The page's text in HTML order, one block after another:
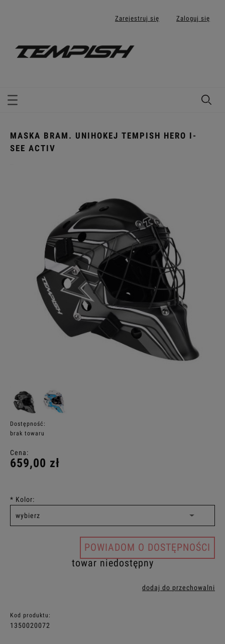
Zarejestruj się Zaloguj się
MASKA BRAM. UNIHOKEJ TEMPISH HERO I-
SEE ACTIV
Dostępność:
brak towaru
Cena:
659,00 zł
* Kolor:
POWIADOM O DOSTĘPNOŚCI
towar niedostępny
dodaj do przechowalni
Kod produktu:
1350020072